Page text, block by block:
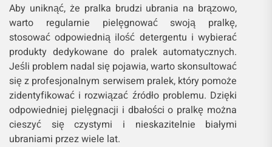
Aby uniknąć, że pralka brudzi ubrania na brązowo,
warto regularnie pielęgnować swoją pralkę,
stosować odpowiednią ilość detergentu i wybierać
produkty dedykowane do pralek automatycznych.
Jeśli problem nadal się pojawia, warto skonsultować
się z profesjonalnym serwisem pralek, który pomoże
zidentyfikować i rozwiązać źródło problemu. Dzięki
odpowiedniej pielęgnacji i dbałości o pralkę można
cieszyć się czystymi i nieskazitelnie białymi
ubraniami przez wiele lat.